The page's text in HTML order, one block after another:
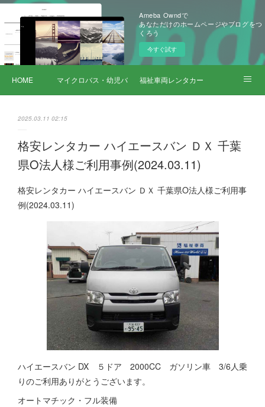
Ameba Owndで
あなただけのホームページやブログをつ
くろう
今すぐ試す
HOME マイクロバス・幼児バス レンタカー福祉車両レンタカー
2025.03.11 02:15
格安レンタカー ハイエースバン ＤＸ 千葉
県O法人様ご利用事例(2024.03.11)
格安レンタカー ハイエースバン ＤＸ 千葉県O法人様ご利用事
例(2024.03.11)
ハイエースバン DX ５ドア 2000CC ガソリン車 3/6人乗
りのご利用ありがとうございます。
オートマチック・フル装備